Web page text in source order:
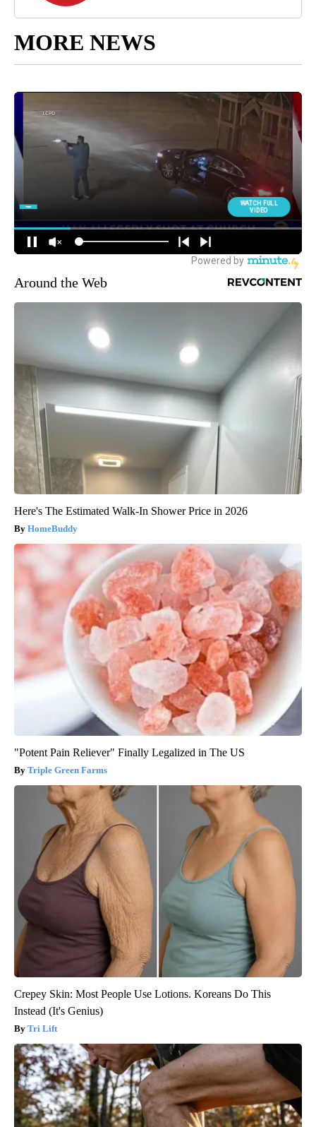
MORE NEWS
Around the Web
Here's The Estimated Walk-In Shower Price in 2026
HomeBuddy
"Potent Pain Reliever" Finally Legalized in The US
Triple Green Farms
Crepey Skin: Most People Use Lotions. Koreans Do This
Instead (It's Genius)
Tri Lift